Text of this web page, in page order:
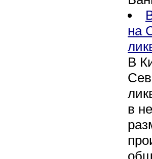
на
В
в